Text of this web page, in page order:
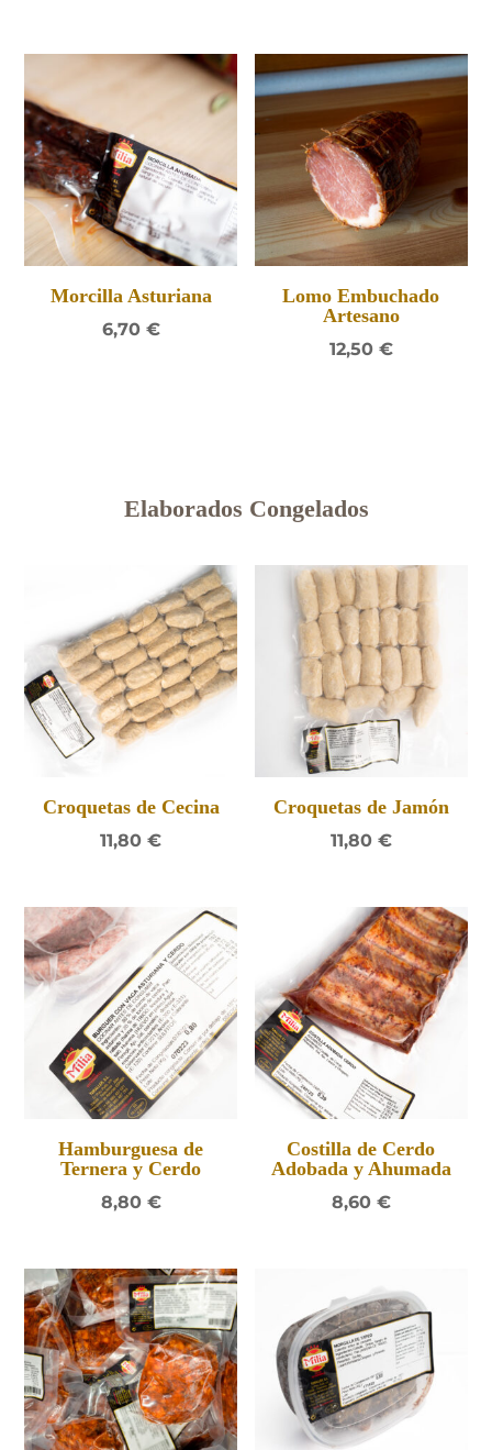
Morcilla Asturiana
6,70 €
Lomo Embuchado
Artesano
12,50 €
Elaborados Congelados
Croquetas de Cecina
11,80€
Croquetas de Jamón
11,80 €
Hamburguesa de
Ternera y Cerdo
8,80 €
Costilla de Cerdo
Adobada y Ahumada
8,60 €